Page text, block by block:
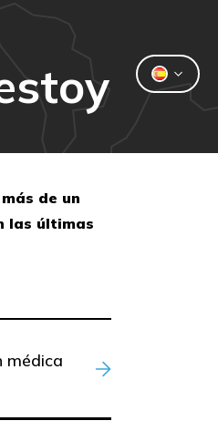
de un
las últimas
médica